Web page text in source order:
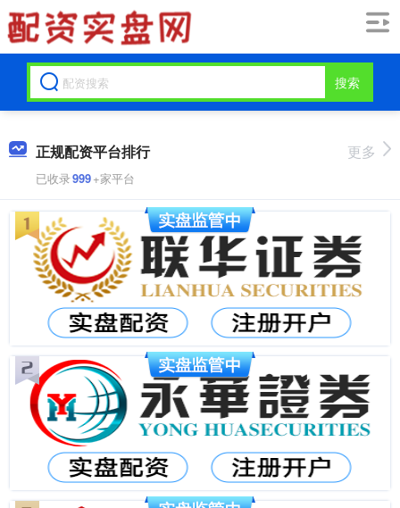
搜索
正规配资平台排行
已收录999+家平台
更多